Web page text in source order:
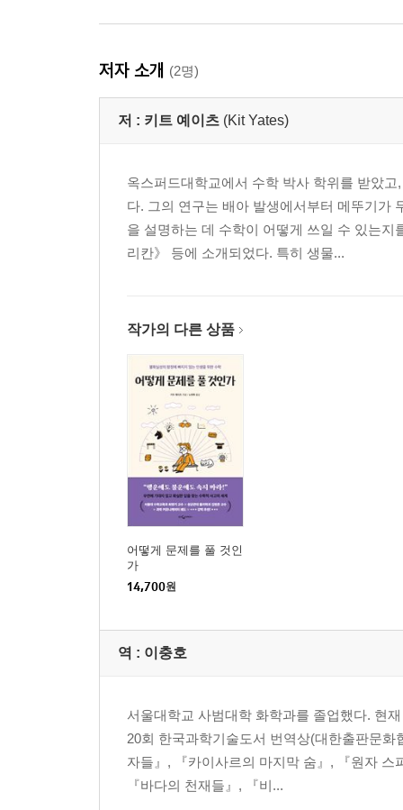
저자 소개 (2명)
저 : 키트 예이츠 (Kit Yates)
옥스퍼드대학교에서 수학 박사 학위를 받았
다. 그의 연구는 배아 발생에서부터 메뚜기가
을 설명하는 데 수학이 어떻게 쓰일 수 있는
리칸》 등에 소개되었다. 특히 생물...
작가의 다른 상품
어떻게 문제를 풀 것인
가
14,700원
역 : 이충호
서울대학교 사범대학 화학과를 졸업했다. 현
20회 한국과학기술도서 번역상(대한출판문
자들』, 『카이사르의 마지막 숨』, 『원자
『바다의 천재들』, 『비...